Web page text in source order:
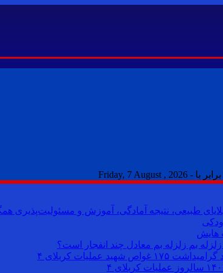
بلایای طبیعی، نتیجه آمادگی، آموزش و مسئولیت‌پذیری
بم زلزله بم معادل چند انفجار است؟
شهید عملیات کربلای ۴